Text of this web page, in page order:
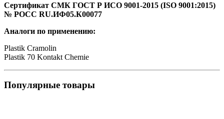
Сертификат СМК ГОСТ Р ИСО 9001-2015 (ISO 9001:2015)
№ РОСС RU.ИФ05.К00077
Аналоги по применению:
Plastik Cramolin
Plastik 70 Kontakt Chemie
Популярные товары